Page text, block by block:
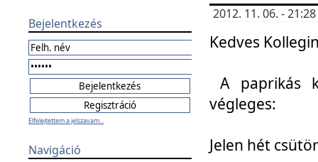
Bejelentkezés
Elfelejtettem a jelszavam...
Navigáció
2012. 11. 06. -
Kedves
A paprikás
végleges:
Jelen hét